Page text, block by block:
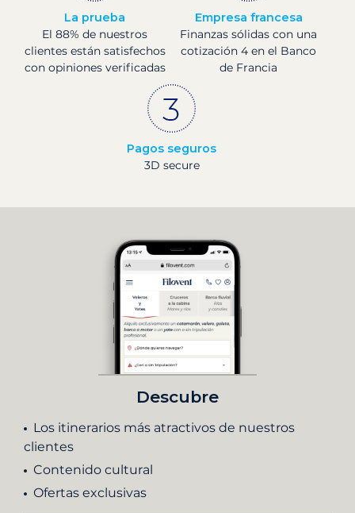
La prueba
El 88% de nuestros
clientes están satisfechos
con opiniones verificadas
Empresa francesa
Finanzas sólidas con una
cotización 4 en el Banco
de Francia
Pagos seguros
3D secure
Descubre
Los itinerarios más atractivos de nuestros
clientes
Contenido cultural
Ofertas exclusivas